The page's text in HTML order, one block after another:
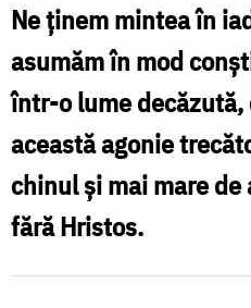
iad
atunci
când
ne
asumăm
în
Ne ținem mintea în
asumăm în mod
într-o lume
această agonie
chinul și mai mare
fără Hristos.